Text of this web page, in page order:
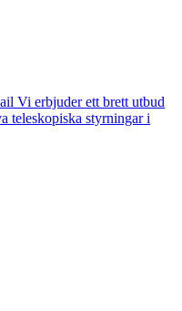
Vi erbjuder ett brett utbud
teleskopiska styrningar i